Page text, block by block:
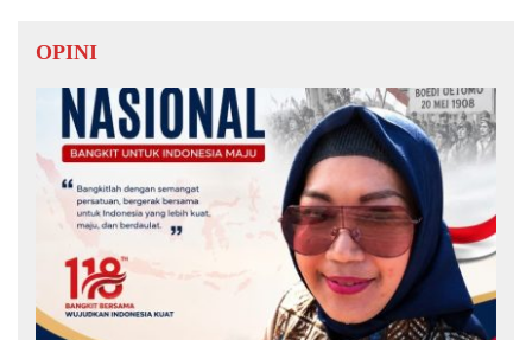
OPINI